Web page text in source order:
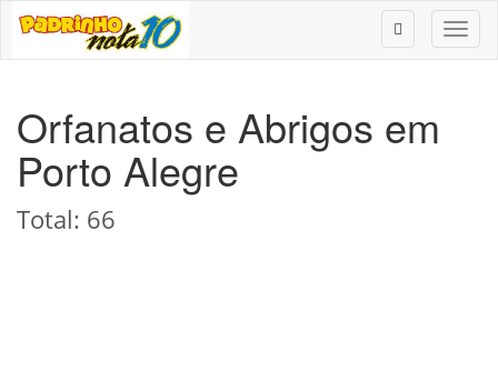
Orfanatos e Abrigos em
Porto Alegre
Total: 66